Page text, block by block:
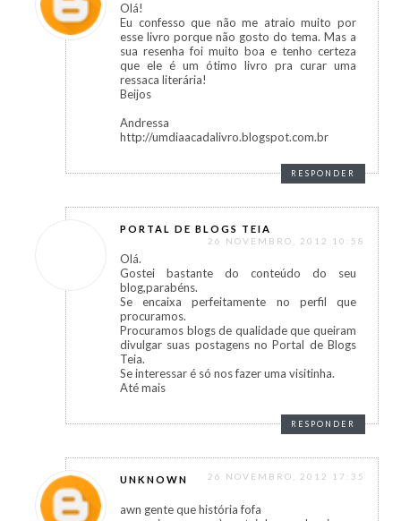
Olá!
Eu confesso que não me atraio muito por
esse livro porque não gosto do tema. Mas a
sua resenha foi muito boa e tenho certeza
que ele é um ótimo livro pra curar uma
ressaca literária!
Beijos
Andressa
http://umdiaacadalivro.blogspot.com.br
RESPONDER
PORTAL DE BLOGS TEIA
26 NOVEMBRO, 2012 10:58
Olá.
Gostei bastante do conteúdo do seu
blog,parabéns.
Se encaixa perfeitamente no perfil que
procuramos.
Procuramos blogs de qualidade que queiram
divulgar suas postagens no Portal de Blogs
Teia.
Se interessar é só nos fazer uma visitinha.
Até mais
RESPONDER
UNKNOWN 26 NOVEMBRO, 2012 17:35
awn gente que história fofa